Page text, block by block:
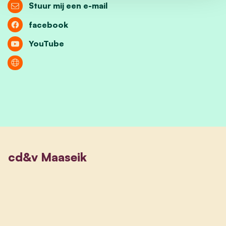
Stuur mij een e-mail
facebook
YouTube
cd&v Maaseik